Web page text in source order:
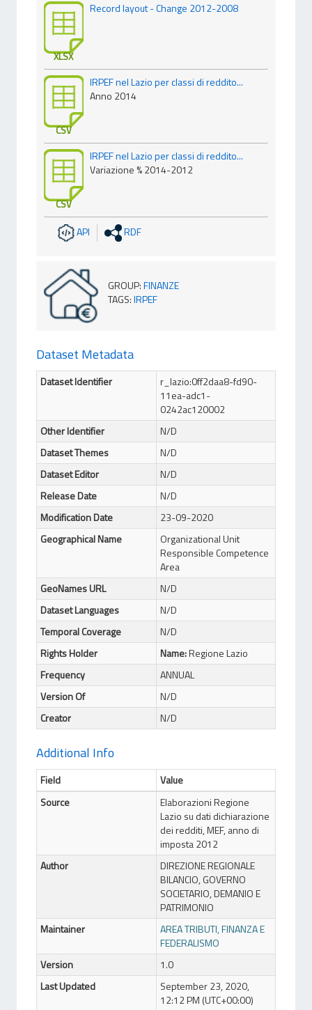
XLSX
Record layout - Change 2012-2008
CSV
IRPEF nel Lazio per classi di reddito...
Anno 2014
CSV
IRPEF nel Lazio per classi di reddito...
Variazione % 2014-2012
API RDF
GROUP:FINANZE
TAGS:IRPEF
Dataset Metadata
Dataset Identifier
r_lazio:0ff2daa8-fd90-
11ea-adc1-
0242ac120002
Other Identifier
N/D
Dataset Themes
N/D
Dataset Editor
N/D
Release Date
N/D
Modification Date
23-09-2020
Geographical Name
Organizational Unit
Responsible Competence
Area
GeoNames URL
N/D
Dataset Languages
N/D
Temporal Coverage
N/D
Rights Holder
Name:Regione Lazio
Frequency
ANNUAL
Version Of
N/D
Creator
N/D
Additional Info
Field
Value
Source
Elaborazioni Regione
Lazio su dati dichiarazione
dei redditi, MEF, anno di
imposta 2012
Author
DIREZIONE REGIONALE
BILANCIO, GOVERNO
SOCIETARIO, DEMANIO E
PATRIMONIO
Maintainer
AREA TRIBUTI, FINANZA E
FEDERALISMO
Version
1.0
Last Updated
September 23, 2020,
12:12 PM (UTC+00:00)